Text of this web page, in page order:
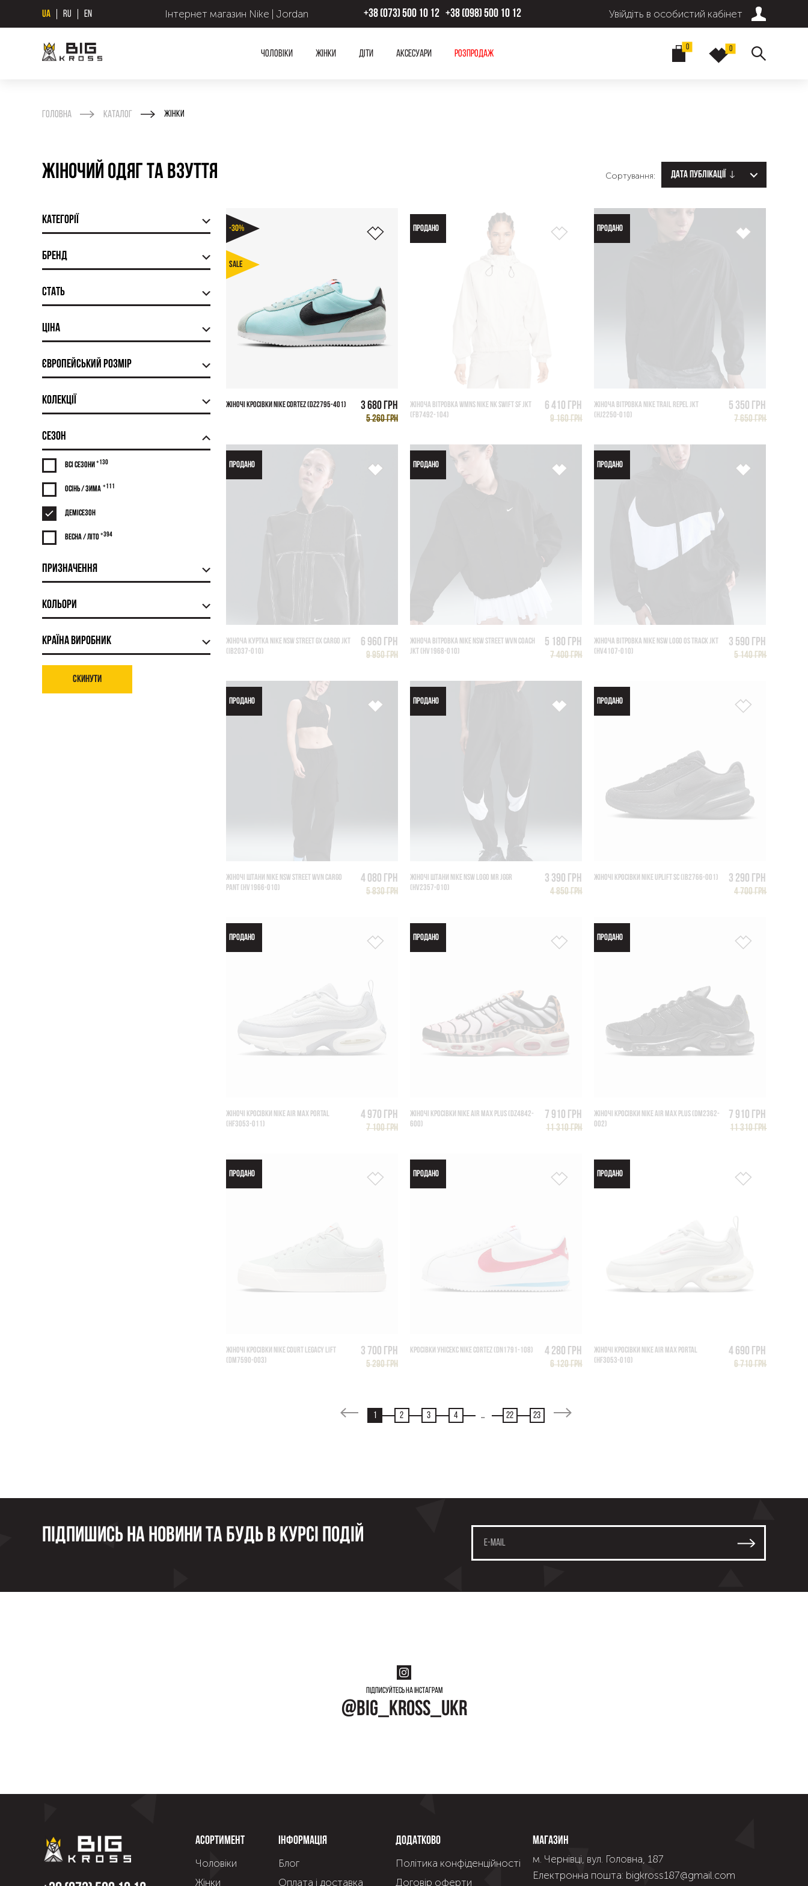
UA RU EN Інтернет магазин Nike | Jordan +38 (073) 500 10 12 +38 (098) 500 10 12 Увійдіть в особистий кабінет
Чоловіки Жінки Діти Аксесуари Розпродаж
0 0
Головна Каталог Жінки
Жіночий одяг та взуття Сортування: Дата публікації
Категорії
Бренд
Стать
Ціна
Європейський розмір
Колекції
Сезон
Всі сезони +130
Осінь / Зима +111
Демісезон
Весна / Літо +394
Призначення
Кольори
Країна виробник
Скинути
-30%
SALE
ЖІНОЧІ КРОСІВКИ NIKE CORTEZ (DZ2795-401) 3 680 грн
5 260 грн
ПРОДАНО
ЖІНОЧА ВІТРОВКА WMNS NIKE NK SWIFT SF JKT
(FB7492-104)
6 410 грн
9 160 грн
ПРОДАНО
ЖІНОЧА ВІТРОВКА NIKE TRAIL REPEL JKT
(HJ2250-010)
5 350 грн
7 650 грн
ПРОДАНО
ЖІНОЧА КУРТКА NIKE NSW STREET GX CARGO JKT
(IB2037-010)
6 960 грн
9 950 грн
ПРОДАНО
ЖІНОЧА ВІТРОВКА NIKE NSW STREET WVN COACH
JKT (HV1968-010)
5 180 грн
7 400 грн
ПРОДАНО
ЖІНОЧА ВІТРОВКА NIKE NSW LOGO OS TRACK JKT
(HV4107-010)
3 590 грн
5 140 грн
ПРОДАНО
ЖІНОЧІ ШТАНИ NIKE NSW STREET WVN CARGO
PANT (HV1966-010)
4 080 грн
5 830 грн
ПРОДАНО
ЖІНОЧІ ШТАНИ NIKE NSW LOGO MR JGGR
(HV2357-010)
3 390 грн
4 850 грн
ПРОДАНО
ЖІНОЧІ КРОСІВКИ NIKE UPLIFT SC (IB2766-001) 3 290 грн
4 700 грн
ПРОДАНО
ЖІНОЧІ КРОСІВКИ NIKE AIR MAX PORTAL
(HF3053-011)
4 970 грн
7 100 грн
ПРОДАНО
ЖІНОЧІ КРОСІВКИ NIKE AIR MAX PLUS (DZ4842-
600)
7 910 грн
11 310 грн
ПРОДАНО
ЖІНОЧІ КРОСІВКИ NIKE AIR MAX PLUS (DM2362-
002)
7 910 грн
11 310 грн
ПРОДАНО
ЖІНОЧІ КРОСІВКИ NIKE COURT LEGACY LIFT
(DM7590-003)
3 700 грн
5 290 грн
ПРОДАНО
КРОСІВКИ УНІСЕКС NIKE CORTEZ (DN1791-108) 4 280 грн
6 120 грн
ПРОДАНО
ЖІНОЧІ КРОСІВКИ NIKE AIR MAX PORTAL
(HF3053-010)
4 690 грн
6 710 грн
1 2 3 4 ... 22 23
Підпишись на новини та будь в курсі подій
Підписуйтесь на інстаграм
@big_kross_ukr
Асортимент
Чоловіки
Жінки
Інформація
Блог
Оплата і доставка
Додатково
Політика конфіденційності
Договір оферти
Магазин
м. Чернівці, вул. Головна, 187
Електронна пошта: bigkross187@gmail.com